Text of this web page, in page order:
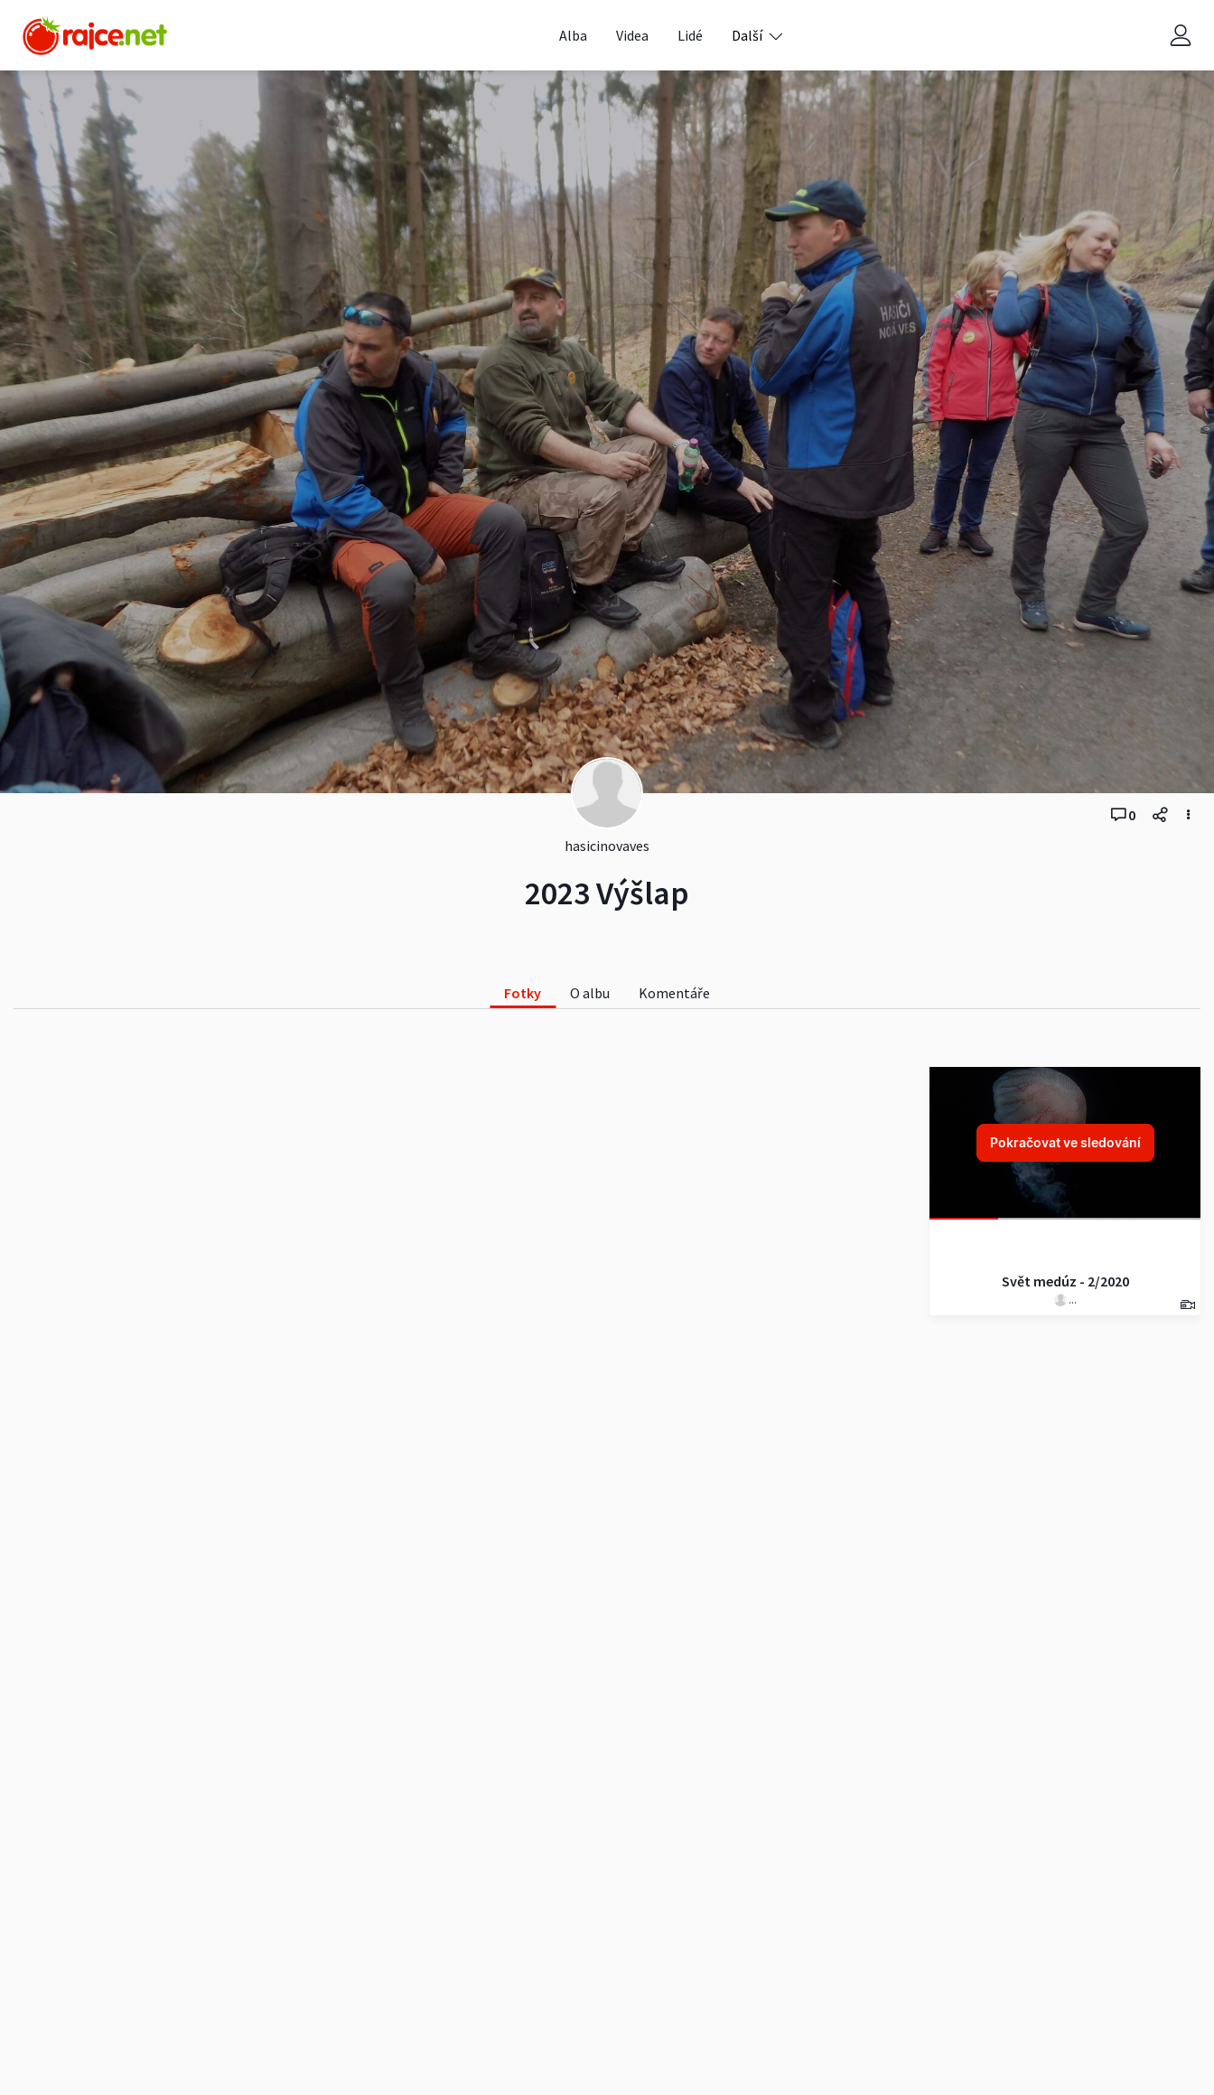
Alba Videa Lidé Další
hasicinovaves
2023 Výšlap
0
Fotky O albu Komentáře
Pokračovat ve sledování
Svět medúz - 2/2020
...